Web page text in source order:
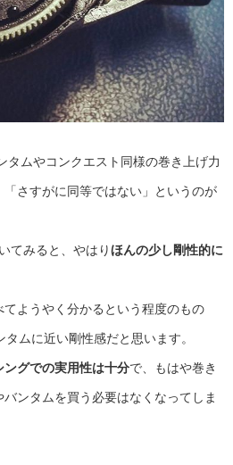
タムやコンクエスト同様の巻き上げ力
さすがに同等ではない」というのが
てみると、やはりほんの少し剛性的に
ようやく分かるという程度のもの
ムに近い剛性感だと思います。
ングでの実用性は十分で、もはや巻き
ンタムを買う必要はなくなってしま